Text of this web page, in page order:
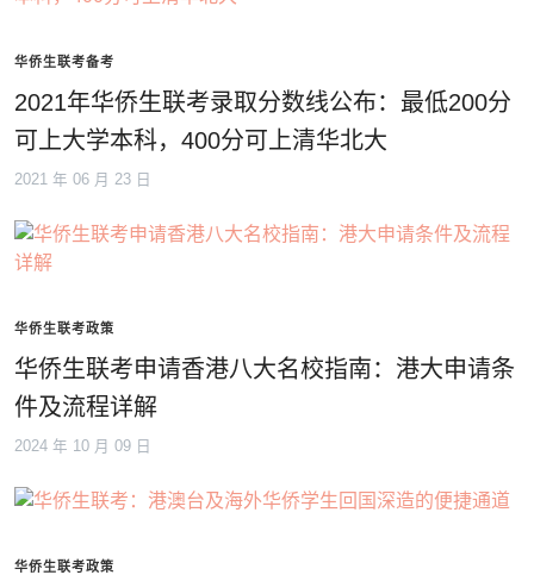
华侨生联考备考
2021年华侨生联考录取分数线公布：最低200分
可上大学本科，400分可上清华北大
2021 年 06 月 23 日
华侨生联考政策
华侨生联考申请香港八大名校指南：港大申请条
件及流程详解
2024 年 10 月 09 日
华侨生联考政策